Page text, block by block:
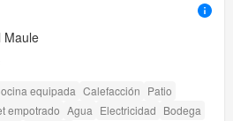
Maule
equipada Calefacción Patio
empotrado Agua Electricidad Bodega